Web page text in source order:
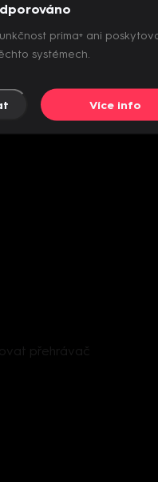
přehrávač
prima+ ani
systémech.
Více info